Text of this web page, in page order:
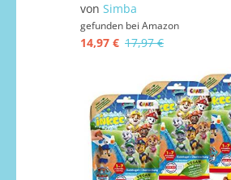
von Simba
gefunden bei Amazon
14,97 € 17,97 €